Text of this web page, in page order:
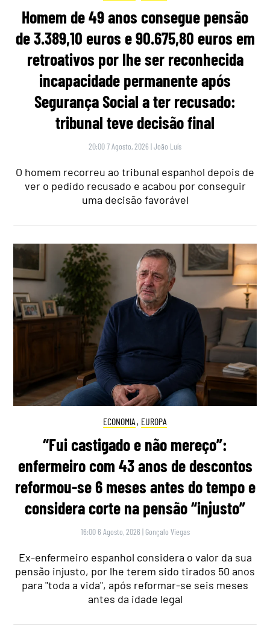
Homem de 49 anos consegue pensão
de 3.389,10 euros e 90.675,80 euros em
retroativos por lhe ser reconhecida
incapacidade permanente após
Segurança Social a ter recusado:
tribunal teve decisão final
20:00 7 Agosto, 2026 |João Luís
O homem recorreu ao tribunal espanhol depois de
ver o pedido recusado e acabou por conseguir
uma decisão favorável
ECONOMIA , EUROPA
“Fui castigado e não mereço”:
enfermeiro com 43 anos de descontos
reformou-se 6 meses antes do tempo e
considera corte na pensão “injusto”
16:00 6 Agosto, 2026 | Gonçalo Viegas
Ex-enfermeiro espanhol considera o valor da sua
pensão injusto, por lhe terem sido tirados 50 anos
para "toda a vida", após reformar-se seis meses
antes da idade legal